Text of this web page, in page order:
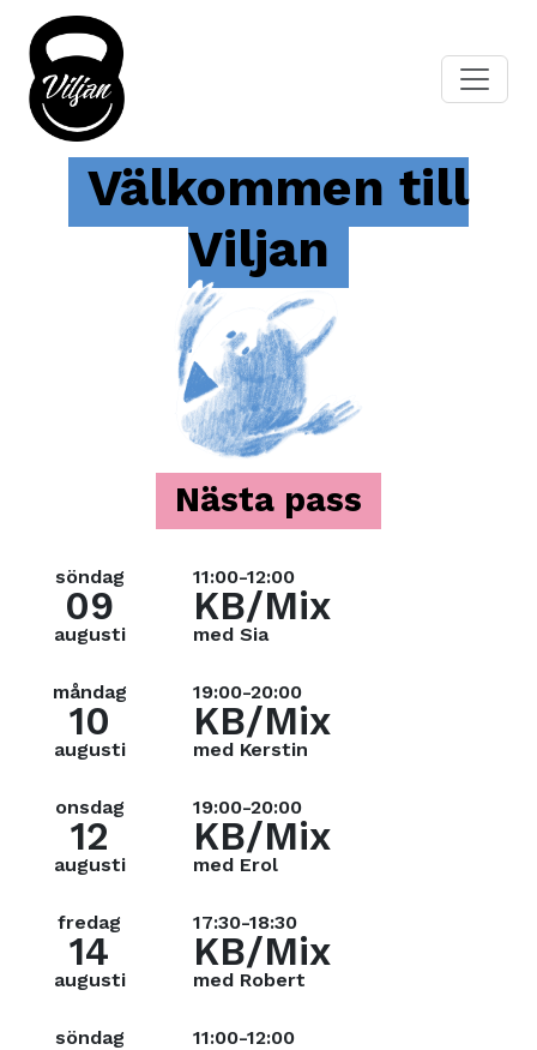
Välkommen till
Viljan
Nästa pass
söndag
09
augusti
11:00-12:00
KB/Mix
med Sia
måndag
10
augusti
19:00-20:00
KB/Mix
med Kerstin
onsdag
12
augusti
19:00-20:00
KB/Mix
med Erol
fredag
14
augusti
17:30-18:30
KB/Mix
med Robert
söndag 11:00-12:00